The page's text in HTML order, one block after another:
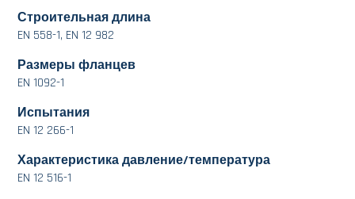
Строительная длина
EN 558-1, EN 12 982
Размеры фланцев
EN 1092-1
Испытания
EN 12 266-1
Характеристика давление/температура
EN 12 516-1